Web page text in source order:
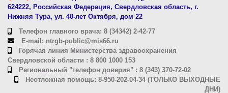
624222, Российская Федерация, Свердловская область, г.
Нижняя Тура, ул. 40-лет Октября, дом 22
Телефон главного врача: 8 (34342) 2-42-77
E-mail: ntrgb-public@mis66.ru
Горячая линия Министерства здравоохранения
Свердловской области : 8 800 1000 153
Региональный "телефон доверия" : 8 (343) 370-72-02
Неотложная помощь: 8-950-202-04-34 (ТОЛЬКО ВЫХОДНЫЕ
ДНИ)